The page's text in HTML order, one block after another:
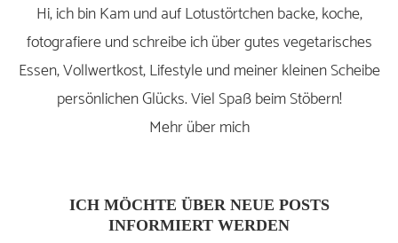
Hi, ich bin Kam und auf Lotustörtchen backe, koche,
fotografiere und schreibe ich über gutes vegetarisches
Essen, Vollwertkost, Lifestyle und meiner kleinen Scheibe
persönlichen Glücks. Viel Spaß beim Stöbern!
Mehr über mich
ICH MÖCHTE ÜBER NEUE POSTS
INFORMIERT WERDEN